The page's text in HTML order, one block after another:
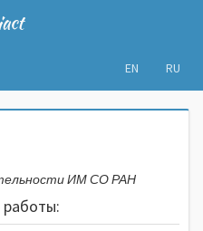
EN RU
ИМ СО РАН